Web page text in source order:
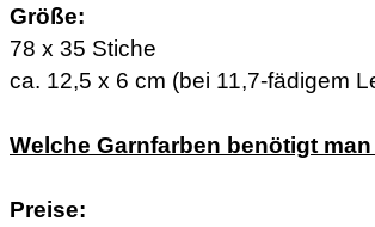
Größe:
78 x 35 Stiche
ca. 12,5 x 6 cm (bei 11,7-fädigem
Welche Garnfarben benötigt
Preise: